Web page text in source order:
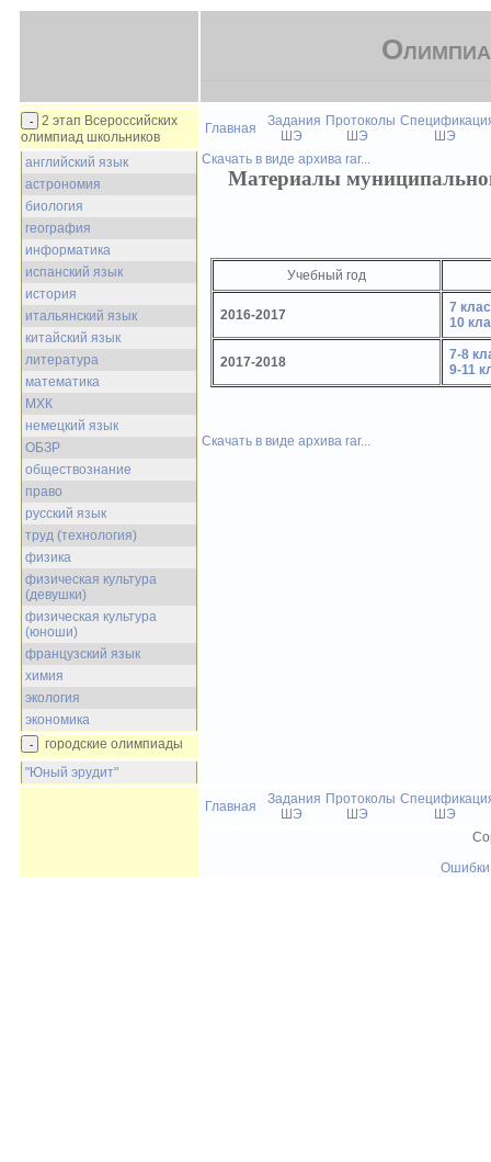
2 этап Всероссийских
олимпиад школьников
Главная
Задания
ШЭ
Протоколы
ШЭ
ШЭ
английский язык
астрономия
биология
география
информатика
испанский язык
история
итальянский язык
китайский язык
литература
математика
МХК
немецкий язык
ОБЗР
обществознание
право
русский язык
труд (технология)
физика
физическая культура
(девушки)
физическая культура
(юноши)
французский язык
химия
экология
экономика
Скачать в виде архива rar...
Материалы
Учебный год
2016-2017
7
10
2017-2018
7-8
9-11
Скачать в виде архива rar...
городские олимпиады
"Юный эрудит"
Главная
Задания
ШЭ
Протоколы
ШЭ
ШЭ
Ошибки